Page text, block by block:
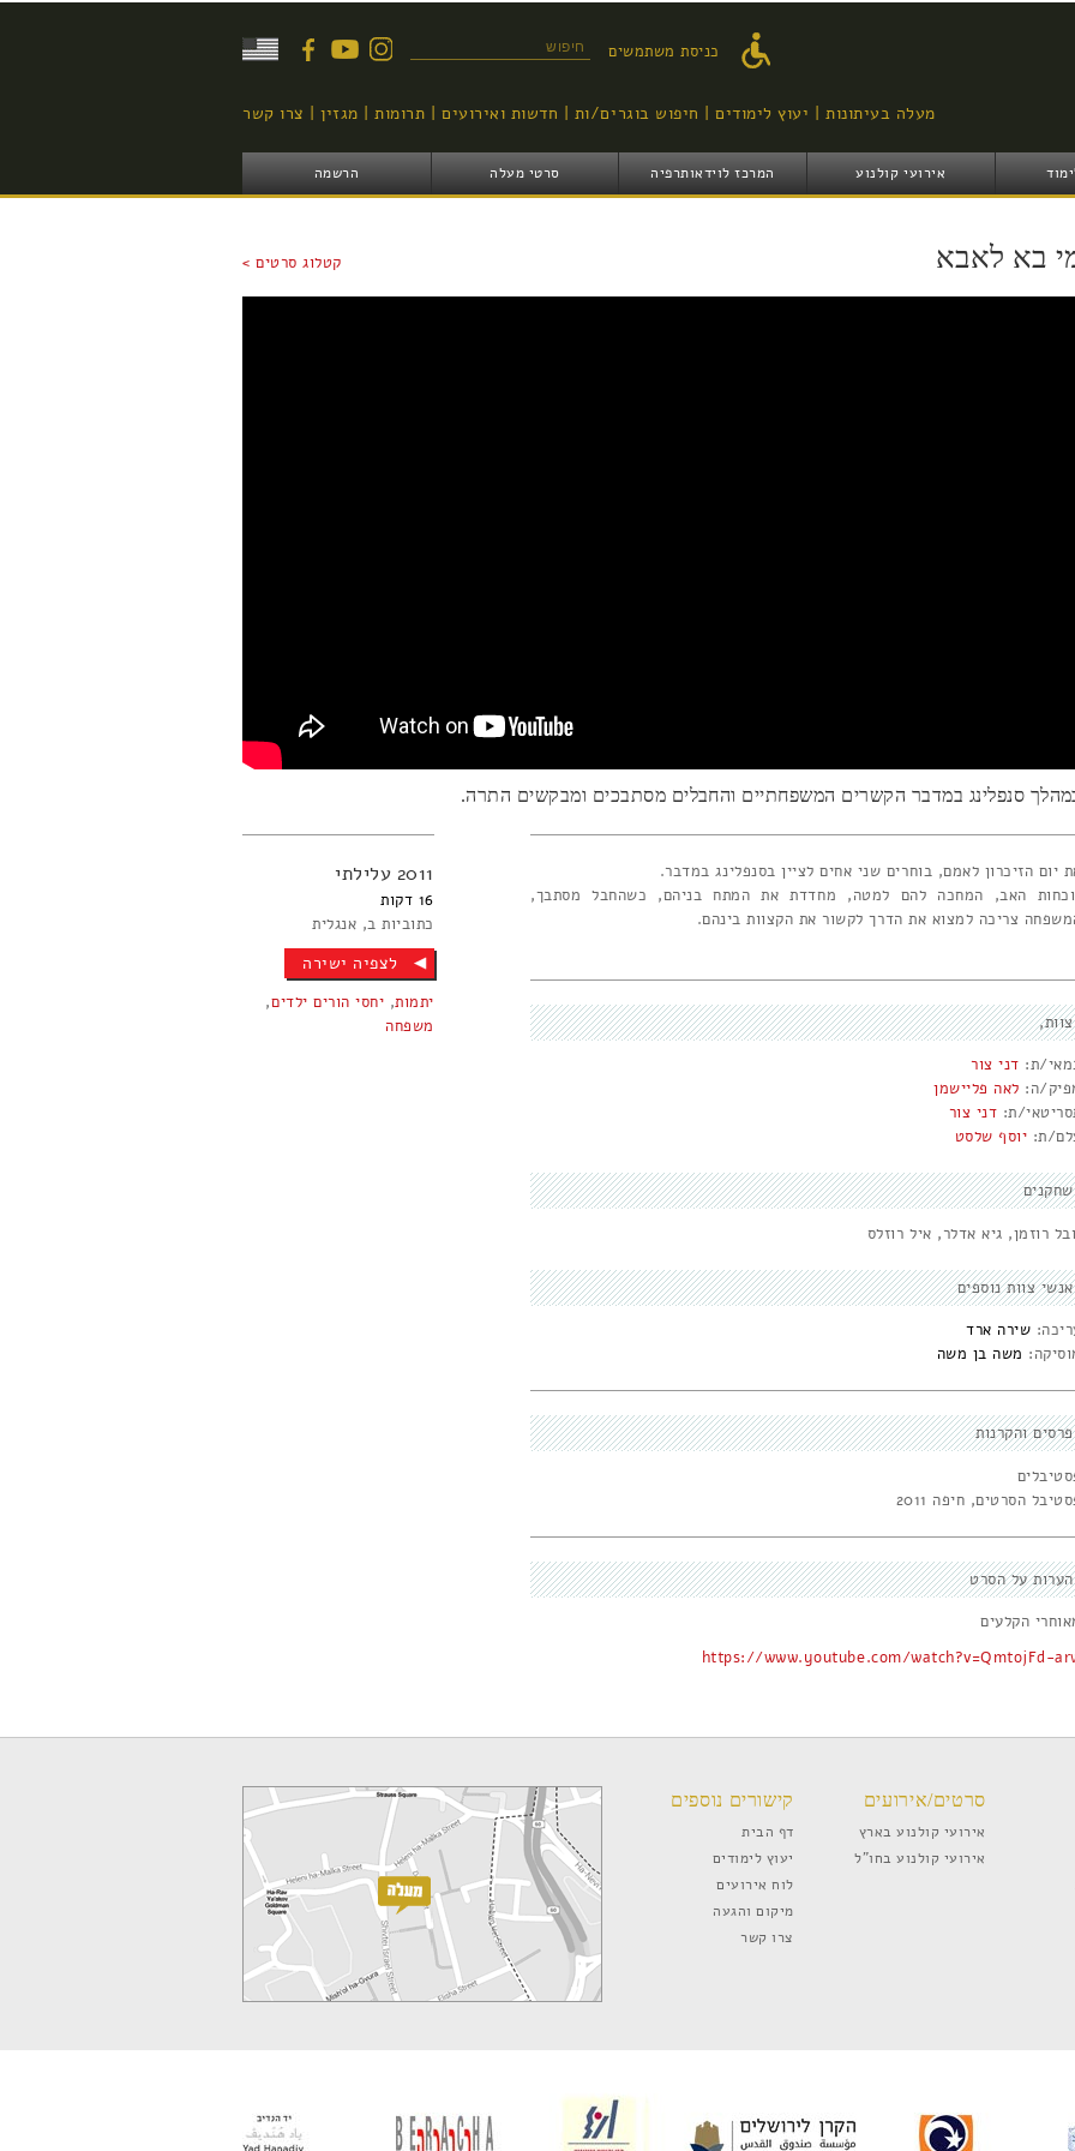
העיקרי
טופס חיפוש כניסת משתמשים
מעלה בעיתונות יעוץ לימודים חיפוש בוגרים/ות חדשות ואירועים תרומות מגזין צרו קשר
אירועי קולנוע המרכז לוידאותרפיה סרטי מעלה הרשמה
בא לאבא קטלוג סרטים >
סנפלינג במדבר הקשרים המשפחתיים והחבלים מסתבכים ומבקשים התרה.
יום הזיכרון לאמם, בוחרים שני אחים לציין בסנפלינג במדבר.
האב, המחכה להם למטה, מחדדת את המתח בניהם, כשהחבל מסתבך,
צריכה למצוא את הדרך לקשור את הקצוות בינהם.
צוות
ת: דני צור
ה: לאה פליישמן
ת: דני צור
ת: יוסף שלסט
שחקנים
רוזמן, גיא אדלר, איל רוזלס
אנשי צוות נוספים
שירה ארד
משה בן משה
פרסים והקרנות
הסרטים, חיפה 2011
הערות על הסרט
הקלעים
https://www.youtube.com/watch?v=QmtojFd-
2011 עלילתי
16
כתוביות ב אנגלית
לצפיה ישירה
יתמות, יחסי הורים ילדים,
משפחה
סרטים/אירועים
אירועי קולנוע בארץ
אירועי קולנוע בחו”ל
קישורים נוספים
דף הבית
יעוץ לימודים
לוח אירועים
מיקום והגעה
צרו קשר